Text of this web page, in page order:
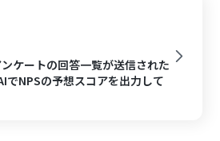
ケートの回答一覧が送信された
でNPSの予想スコアを出力して